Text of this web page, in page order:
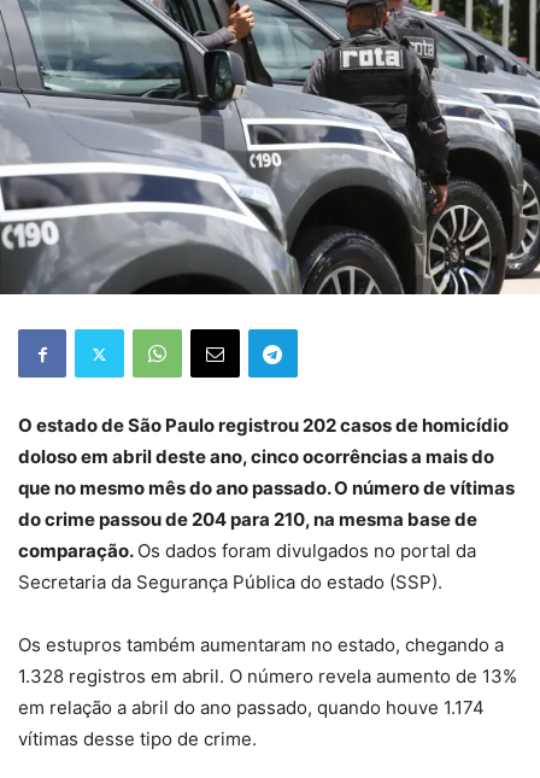
O estado de São Paulo registrou 202 casos de homicídio
doloso em abril deste ano, cinco ocorrências a mais do
que no mesmo mês do ano passado. O número de vítimas
do crime passou de 204 para 210, na mesma base de
comparação. Os dados foram divulgados no portal da
Secretaria da Segurança Pública do estado (SSP).
Os estupros também aumentaram no estado, chegando a
1.328 registros em abril. O número revela aumento de 13%
em relação a abril do ano passado, quando houve 1.174
vítimas desse tipo de crime.